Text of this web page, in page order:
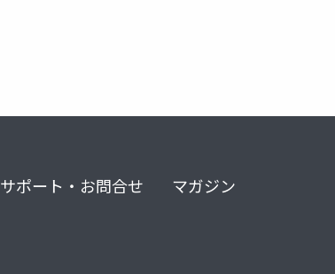
サポート・お問合せ マガジン